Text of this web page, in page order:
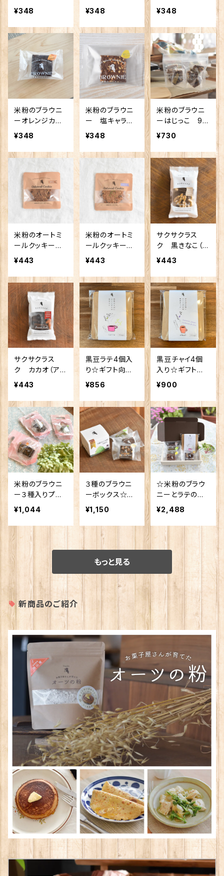
¥348
¥348
¥348
米粉のブラウニ
ーオレンジカカ
オ
¥348
米粉のブラウニ
ー 塩キャラメ
ルピーナッツ
¥348
米粉のブラウニ
ーはじっこ 90
g 1袋
¥730
米粉のオートミ
ールクッキー
くるみチョコ
¥443
米粉のオートミ
ールクッキー
シナモンレーズ
¥443
サクサクラス
ク 黒きなこ（カ
シューナッツ＆く
¥443
サクサクラス
ク カカオ（アー
モンド＆クランベ
¥443
黒豆ラテ4個入
り☆ギフト向け
☆
¥856
黒豆チャイ4個
入り☆ギフト向
け☆
¥900
米粉のブラウニ
ー３種入りプチ
ギフト☆
¥1,044
３種のブラウニ
ーボックス☆コ
ロンと可愛い☆
¥1,150
☆米粉のブラウ
ニーとラテのギ
フトボックス☆
¥2,488
もっと見る
新商品のご紹介